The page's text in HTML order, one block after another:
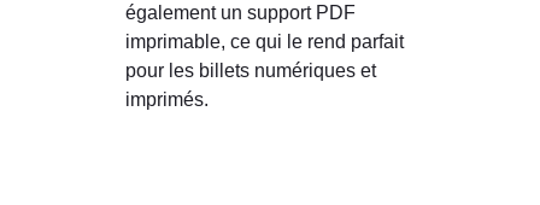
également un support PDF
imprimable, ce qui le rend parfait
pour les billets numériques et
imprimés.